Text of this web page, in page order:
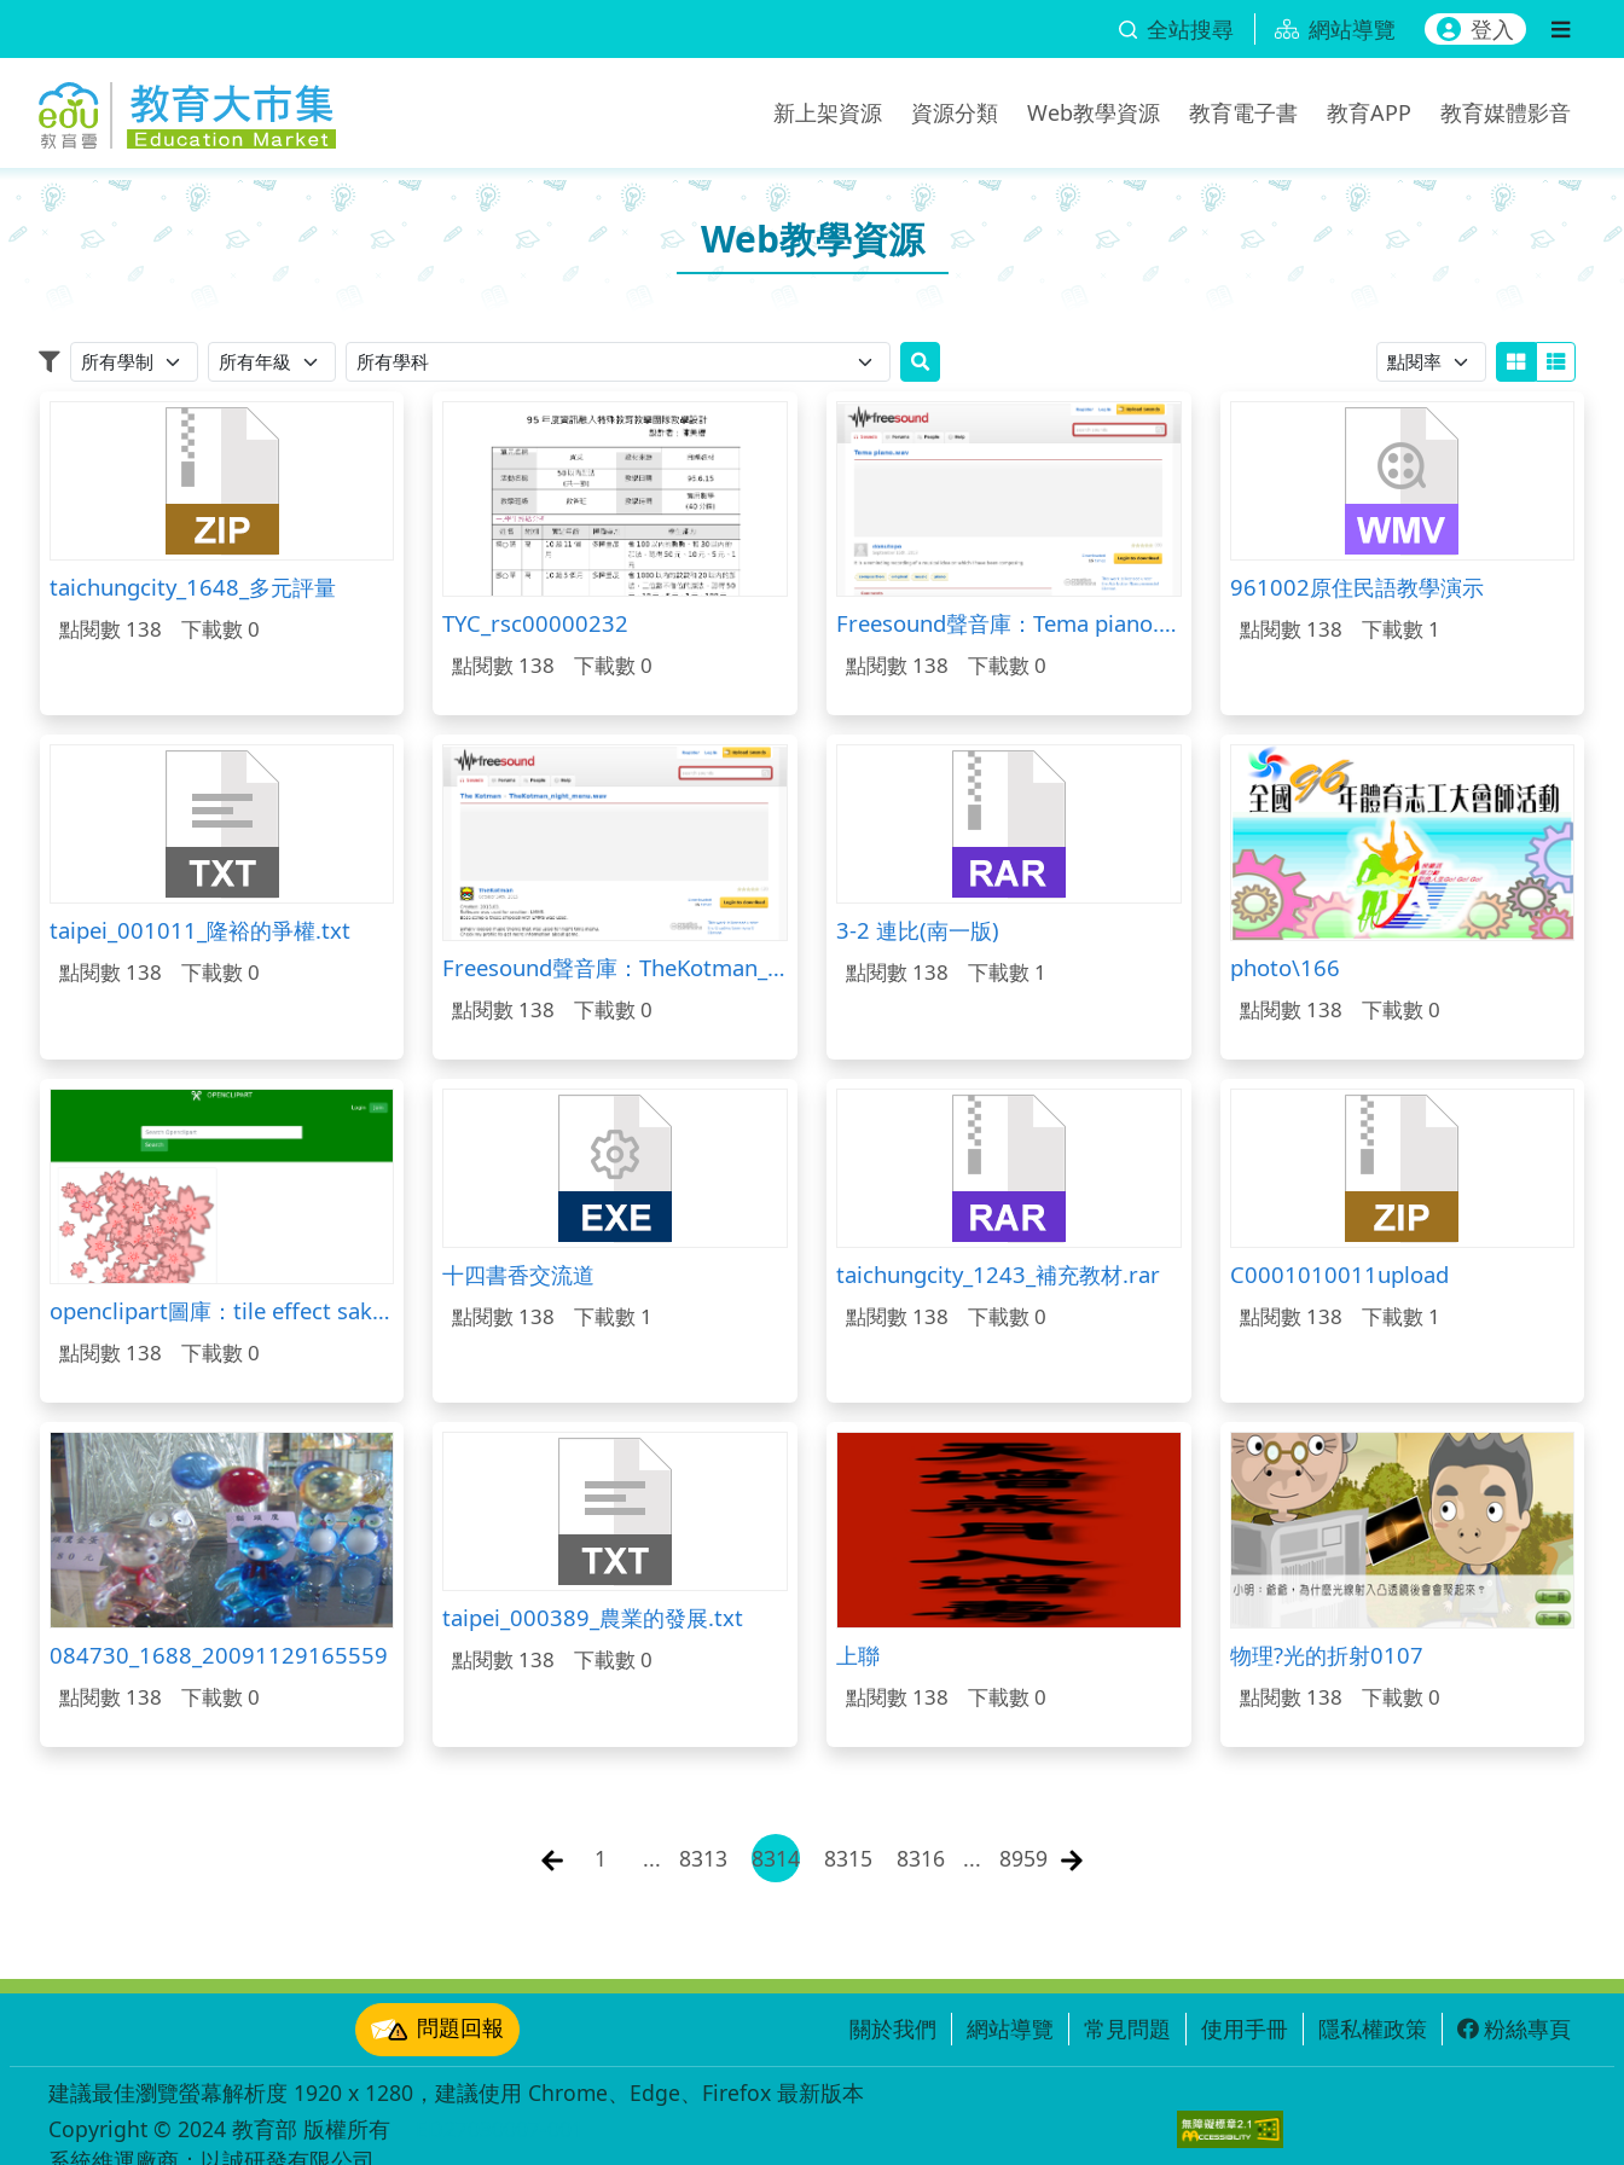
全站搜尋 網站導覽 登入
新上架資源 資源分類 Web教學資源 教育電子書 教育APP 教育媒體影音
Web教學資源
適用學制 適用年級 適用學科
taichungcity_1648_多元評量
點閱數 138 下載數 0 TYC_rsc00000232
點閱數 138 下載數 0
Freesound聲音庫：Tema piano.wav
點閱數 138 下載數 0
961002原住民語教學演示
點閱數 138 下載數 1
taipei_001011_隆裕的爭權.txt
點閱數 138 下載數 0 Freesound聲音庫：TheKotman_night_menu.wav
點閱數 138 下載數 0
3-2 連比(南一版)
點閱數 138 下載數 1 photo\166
點閱數 138 下載數 0
openclipart圖庫：tile effect sakura 2
點閱數 138 下載數 0
十四書香交流道
點閱數 138 下載數 1
taichungcity_1243_補充教材.rar
點閱數 138 下載數 0
C0001010011upload
點閱數 138 下載數 1
084730_1688_20091129165559
點閱數 138 下載數 0
taipei_000389_農業的發展.txt
點閱數 138 下載數 0 上聯
點閱數 138 下載數 0
物理?光的折射0107
點閱數 138 下載數 0
1 ... 8313 8314 8315 8316 ... 8959
問題回報 關於我們 網站導覽 常見問題 使用手冊 隱私權政策 粉絲專頁
建議最佳瀏覽螢幕解析度 1920 x 1280，建議使用 Chrome、Edge、Firefox 最新版本
Copyright © 2024 教育部 版權所有